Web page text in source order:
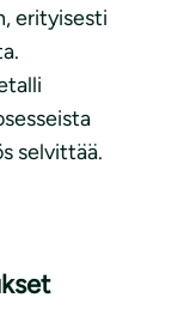
erityisesti
selvittää.